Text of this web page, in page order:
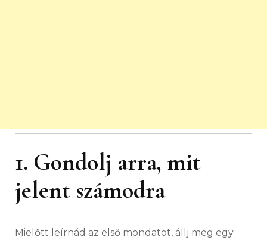
1. Gondolj arra, mit
jelent számodra
Mielőtt leírnád az első mondatot, állj meg egy